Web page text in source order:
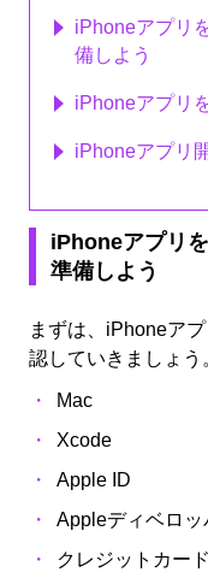
iPhoneアプリ
備しよう
iPhoneアプリ
iPhoneアプリ
iPhoneアプリ
準備しよう
まずは、iPhoneア
認していきましょう
Mac
Xcode
Apple ID
Appleディベロ
クレジットカード